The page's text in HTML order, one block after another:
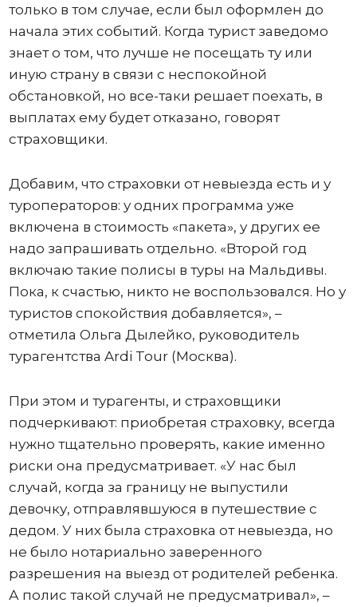
только в том случае, если был оформлен до
начала этих событий. Когда турист заведомо
знает о том, что лучше не посещать ту или
иную страну в связи с неспокойной
обстановкой, но все-таки решает поехать, в
выплатах ему будет отказано, говорят
страховщики.
Добавим, что страховки от невыезда есть и у
туроператоров: у одних программа уже
включена в стоимость «пакета», у других ее
надо запрашивать отдельно. «Второй год
включаю такие полисы в туры на Мальдивы.
Пока, к счастью, никто не воспользовался. Но у
туристов спокойствия добавляется», –
отметила Ольга Дылейко, руководитель
турагентства Ardi Tour (Москва).
При этом и турагенты, и страховщики
подчеркивают: приобретая страховку, всегда
нужно тщательно проверять, какие именно
риски она предусматривает. «У нас был
случай, когда за границу не выпустили
девочку, отправлявшуюся в путешествие с
дедом. У них была страховка от невыезда, но
не было нотариально заверенного
разрешения на выезд от родителей ребенка.
А полис такой случай не предусматривал», –